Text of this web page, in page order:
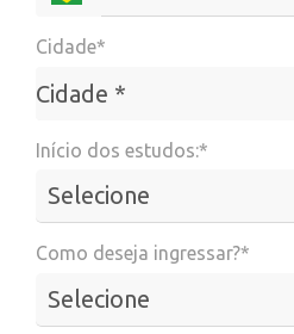
Cidade*
Cidade *
Cidade*
Início dos estudos:*
Como deseja ingressar?*